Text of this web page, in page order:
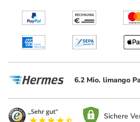
6.2 Mio. limango
Sichere